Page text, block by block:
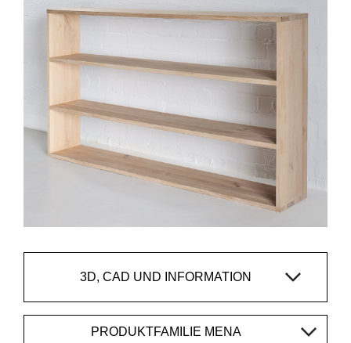
3D, CAD UND INFORMATION
PRODUKTFAMILIE MENA